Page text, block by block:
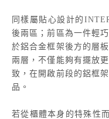
同樣屬貼心設計的
後兩區；前區為一件輕
於鋁合金框架後方的層
兩層，不僅能夠有擺放
致，在開啟前段的鋁框
品。
若從櫃體本身的特殊性